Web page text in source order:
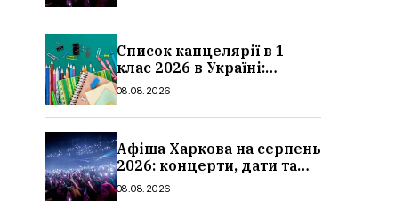
Список канцелярії в 1
клас 2026 в Україні:
повний чек-лист для
08.08.2026
Афіша Харкова на серпень
2026: концерти, дати та
ціни квитків
08.08.2026